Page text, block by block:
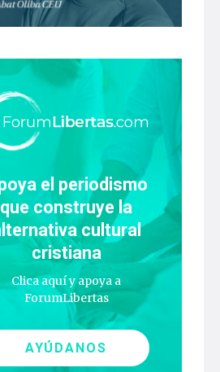
el periodismo
que construye la
cultural
cristiana
Clica aquí y apoya a
ForumLibertas
AYÚDANOS